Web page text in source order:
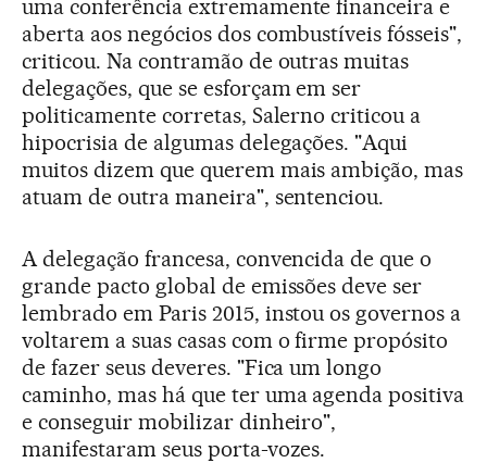
uma conferência extremamente financeira e
aberta aos negócios dos combustíveis fósseis",
criticou. Na contramão de outras muitas
delegações, que se esforçam em ser
politicamente corretas, Salerno criticou a
hipocrisia de algumas delegações. "Aqui
muitos dizem que querem mais ambição, mas
atuam de outra maneira", sentenciou.
A delegação francesa, convencida de que o
grande pacto global de emissões deve ser
lembrado em Paris 2015, instou os governos a
voltarem a suas casas com o firme propósito
de fazer seus deveres. "Fica um longo
caminho, mas há que ter uma agenda positiva
e conseguir mobilizar dinheiro",
manifestaram seus porta-vozes.